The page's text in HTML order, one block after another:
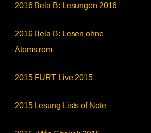
2016 Bela B: Lesungen 2016
2016 Bela B: Lesen ohne
Atomstrom
2015 FURT Live 2015
2015 Lesung Lists of Note